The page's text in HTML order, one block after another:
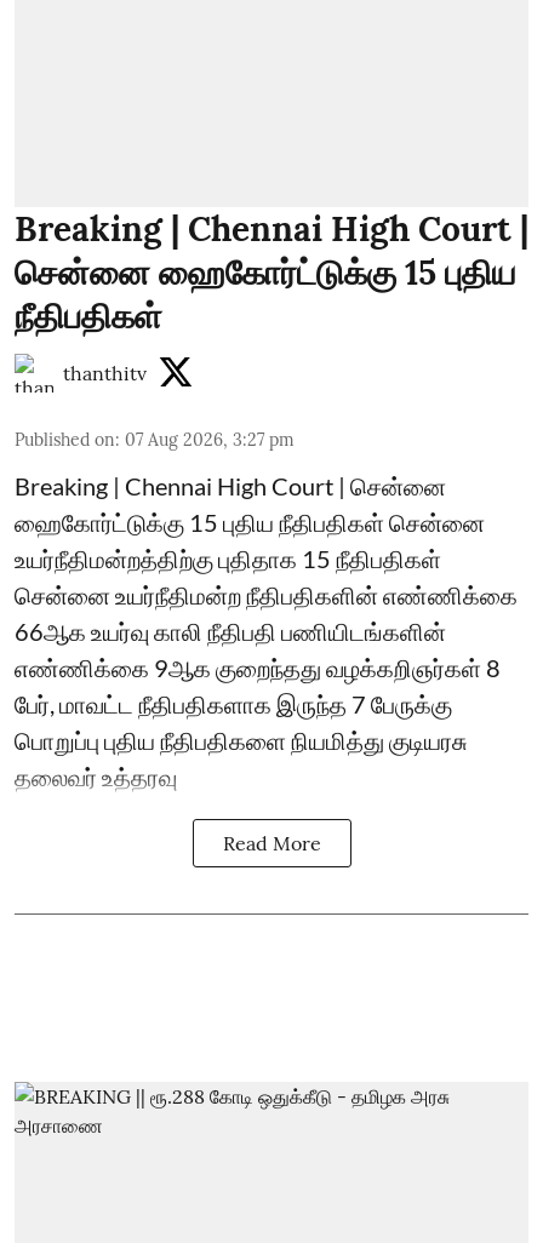
Breaking | Chennai High Court |
சென்னை ஹைகோர்ட்டுக்கு 15 புதிய
நீதிபதிகள்
thanthitv
Published on: 07 Aug 2026, 3:27 pm
Breaking | Chennai High Court | சென்னை
ஹைகோர்ட்டுக்கு 15 புதிய நீதிபதிகள் சென்னை
உயர்நீதிமன்றத்திற்கு புதிதாக 15 நீதிபதிகள்
சென்னை உயர்நீதிமன்ற நீதிபதிகளின் எண்ணிக்கை
66ஆக உயர்வு காலி நீதிபதி பணியிடங்களின்
எண்ணிக்கை 9ஆக குறைந்தது வழக்கறிஞர்கள் 8
பேர், மாவட்ட நீதிபதிகளாக இருந்த 7 பேருக்கு
பொறுப்பு புதிய நீதிபதிகளை நியமித்து குடியரசு
தலைவர் உத்தரவு
Read More